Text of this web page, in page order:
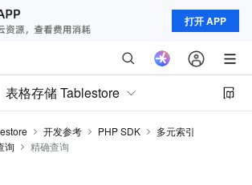
打开 APP
表格存储 Tablestore
开发参考 PHP SDK
多元索引
询 精确查询